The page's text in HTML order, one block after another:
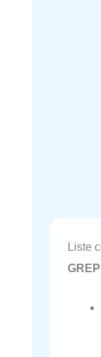
Liste